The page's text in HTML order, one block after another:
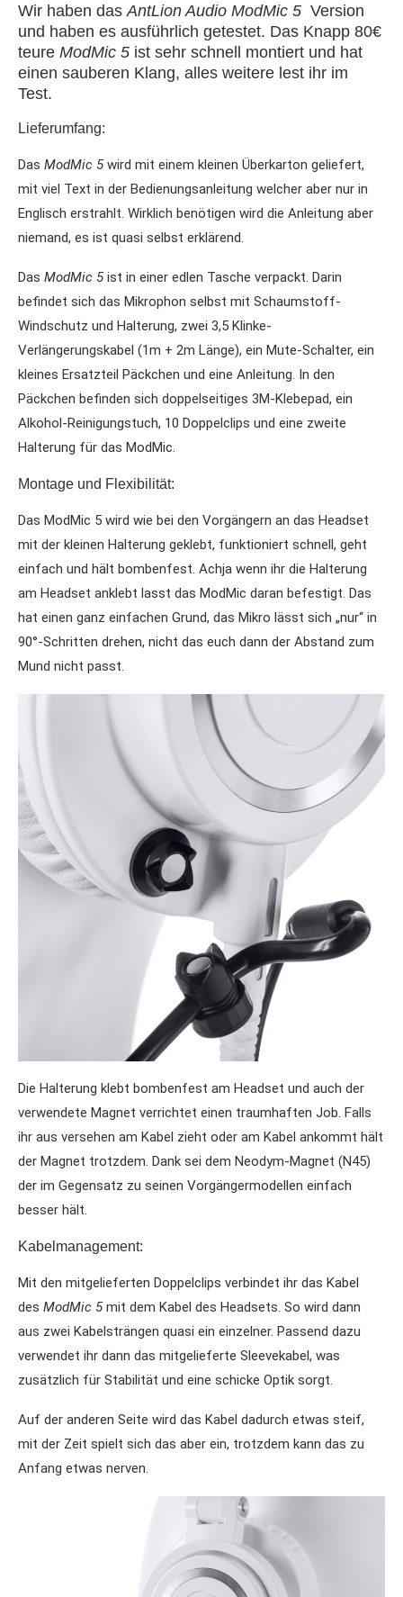
Wir haben das AntLion Audio ModMic 5 Version
und haben es ausführlich getestet. Das Knapp 80€
teure ModMic 5 ist sehr schnell montiert und hat
einen sauberen Klang, alles weitere lest ihr im
Test.
Lieferumfang:
Das ModMic 5wird mit einem kleinen Überkarton geliefert,
mit viel Text in der Bedienungsanleitung welcher aber nur in
Englisch erstrahlt. Wirklich benötigen wird die Anleitung aber
niemand, es ist quasi selbst erklärend.
Das ModMic 5ist in einer edlen Tasche verpackt. Darin
befindet sich das Mikrophon selbst mit Schaumstoff-
Windschutz und Halterung, zwei 3,5 Klinke-
Verlängerungskabel (1m + 2m Länge), ein Mute-Schalter, ein
kleines Ersatzteil Päckchen und eine Anleitung. In den
Päckchen befinden sich doppelseitiges 3M-Klebepad, ein
Alkohol-Reinigungstuch, 10 Doppelclips und eine zweite
Halterung für das ModMic.
Montage und Flexibilität:
Das ModMic 5 wird wie bei den Vorgängern an das Headset
mit der kleinen Halterung geklebt, funktioniert schnell, geht
einfach und hält bombenfest. Achja wenn ihr die Halterung
am Headset anklebt lasst das ModMic daran befestigt. Das
hat einen ganz einfachen Grund, das Mikro lässt sich „nur“ in
90°-Schritten drehen, nicht das euch dann der Abstand zum
Mund nicht passt.
Die Halterung klebt bombenfest am Headset und auch der
verwendete Magnet verrichtet einen traumhaften Job. Falls
ihr aus versehen am Kabel zieht oder am Kabel ankommt hält
der Magnet trotzdem. Dank sei dem Neodym-Magnet (N45)
der im Gegensatz zu seinen Vorgängermodellen einfach
besser hält.
Kabelmanagement:
Mit den mitgelieferten Doppelclips verbindet ihr das Kabel
des ModMic 5mit dem Kabel des Headsets. So wird dann
aus zwei Kabelsträngen quasi ein einzelner. Passend dazu
verwendet ihr dann das mitgelieferte Sleevekabel, was
zusätzlich für Stabilität und eine schicke Optik sorgt.
Auf der anderen Seite wird das Kabel dadurch etwas steif,
mit der Zeit spielt sich das aber ein, trotzdem kann das zu
Anfang etwas nerven.